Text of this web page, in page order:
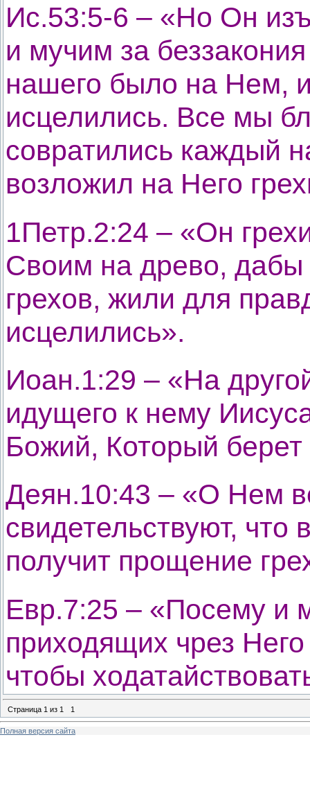
Ис.53:5-6 – «Но Он
и мучим за
нашего было на Нем,
исцелились. Все мы
совратились каждый
возложил на Него
1Петр.2:24 – «Он
Своим на древо,
грехов, жили для
исцелились».
Иоан.1:29 – «На
идущего к нему
Божий, Который
Деян.10:43 – «О Нем
свидетельствуют,
получит прощение
Евр.7:25 – «Посему и
приходящих чрез Него
чтобы
Страница 1 из 1 1
Полная версия сайта